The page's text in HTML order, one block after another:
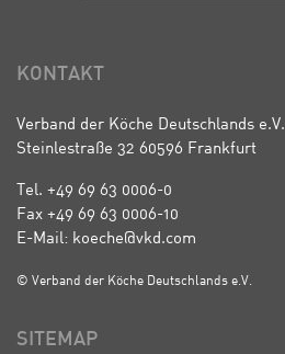
KONTAKT
Verband der Köche Deutschlands e.V.
Steinlestraße 32 60596 Frankfurt
Tel. +49 69 63 0006-0
Fax +49 69 63 0006-10
E-Mail: koeche@vkd.com
© Verband der Köche Deutschlands e.V.
SITEMAP